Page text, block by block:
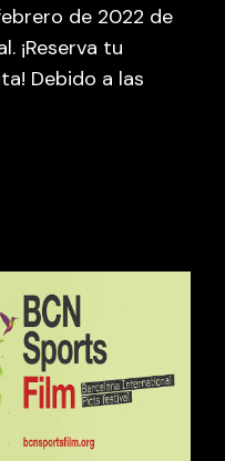
de 2022 de
¡Reserva tu
Debido a las